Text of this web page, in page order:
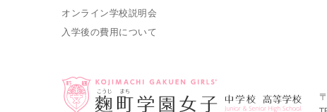
オンライン学校説明会
入学後の費用について